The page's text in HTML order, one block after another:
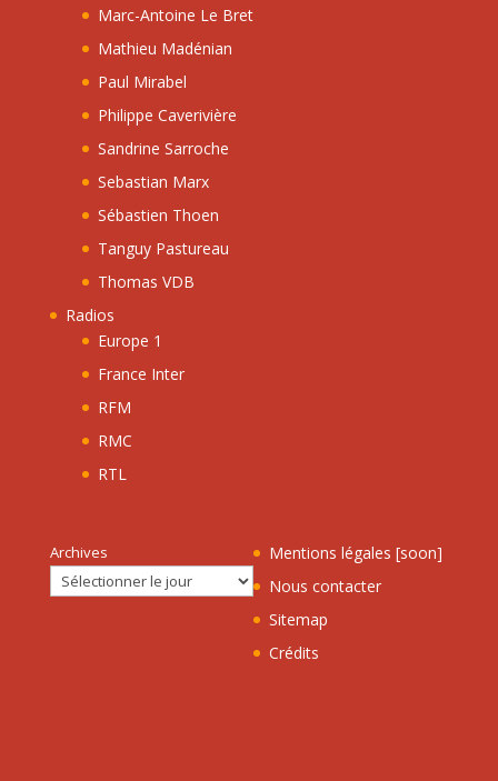
Marc-Antoine Le Bret
Mathieu Madénian
Paul Mirabel
Philippe Caverivière
Sandrine Sarroche
Sebastian Marx
Sébastien Thoen
Tanguy Pastureau
Thomas VDB
Radios
Europe 1
France Inter
RFM
RMC
RTL
Archives
Mentions légales [soon]
Nous contacter
Sitemap
Crédits